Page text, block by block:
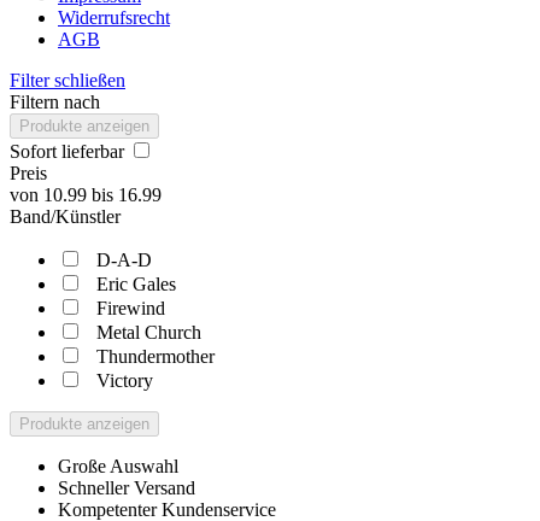
Widerrufsrecht
AGB
Filter schließen
Filtern nach
Produkte anzeigen
Sofort lieferbar
Preis
von 10.99 bis 16.99
Band/Künstler
D-A-D
Eric Gales
Firewind
Metal Church
Thundermother
Victory
Produkte anzeigen
Große Auswahl
Schneller Versand
Kompetenter Kundenservice